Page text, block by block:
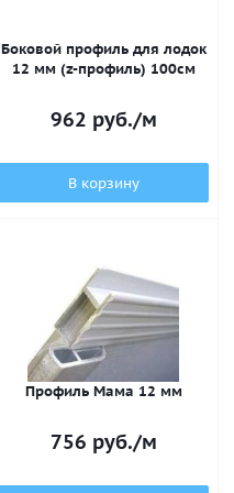
Боковой профиль для лодок
12 мм (z-профиль) 100см
962 руб./м
В корзину
Профиль Мама 12 мм
756 руб./м